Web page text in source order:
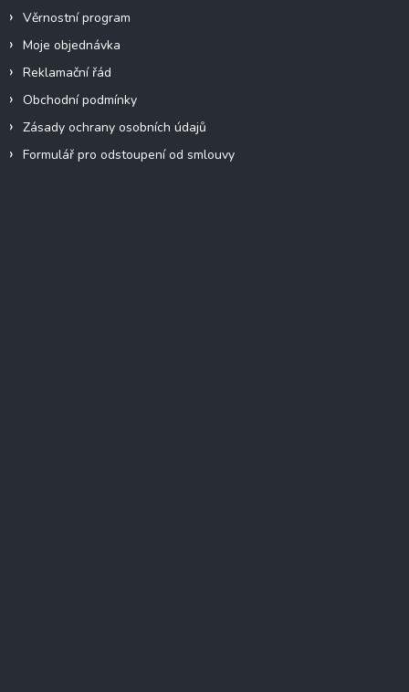
Věrnostní program
Moje objednávka
Reklamační řád
Obchodní podmínky
Zásady ochrany osobních údajů
Formulář pro odstoupení od smlouvy